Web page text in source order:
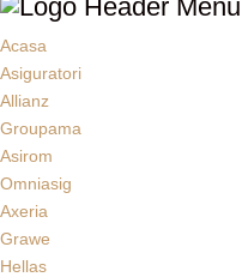
Acasa
Asiguratori
Allianz
Groupama
Asirom
Omniasig
Axeria
Grawe
Hellas